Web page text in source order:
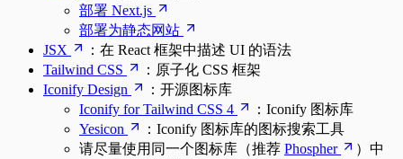
部署 Next.js
部署为静态网站
JSX
：在 React 框架中描述 UI 的语法
Tailwind CSS
：原子化 CSS 框架
Iconify Design
：开源图标库
Iconify for Tailwind CSS 4
：Iconify 图标库
Yesicon
：Iconify 图标库的图标搜索工具
请尽量使用同一个图标库（推荐 Phospher
）中